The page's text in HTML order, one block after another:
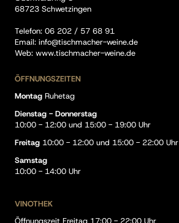
68723 Schwetzingen
Telefon: 06 202 / 57 68 91
Email: info@tischmacher-weine.de
Web: www.tischmacher-weine.de
ÖFFNUNGSZEITEN
Montag Ruhetag
Dienstag - Donnerstag
10:00 - 12:00 und 15:00 - 19:00 Uhr
Freitag 10:00 - 12:00 und 15:00 - 22:00 Uhr
Samstag
10:00 - 14:00 Uhr
VINOTHEK